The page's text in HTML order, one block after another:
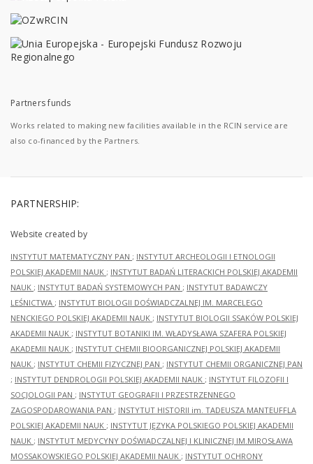
Partners funds
Works related to making new facilities available in the RCIN service are
also co-financed by the Partners.
PARTNERSHIP:
Website created by
INSTYTUT MATEMATYCZNY PAN ; INSTYTUT ARCHEOLOGII I ETNOLOGII
POLSKIEJ AKADEMII NAUK ; INSTYTUT BADAŃ LITERACKICH POLSKIEJ AKADEMII
NAUK ; INSTYTUT BADAŃ SYSTEMOWYCH PAN ; INSTYTUT BADAWCZY
LEŚNICTWA ; INSTYTUT BIOLOGII DOŚWIADCZALNEJ IM. MARCELEGO
NENCKIEGO POLSKIEJ AKADEMII NAUK ; INSTYTUT BIOLOGII SSAKÓW POLSKIEJ
AKADEMII NAUK ; INSTYTUT BOTANIKI IM. WŁADYSŁAWA SZAFERA POLSKIEJ
AKADEMII NAUK ; INSTYTUT CHEMII BIOORGANICZNEJ POLSKIEJ AKADEMII
NAUK ; INSTYTUT CHEMII FIZYCZNEJ PAN ; INSTYTUT CHEMII ORGANICZNEJ PAN
; INSTYTUT DENDROLOGII POLSKIEJ AKADEMII NAUK ; INSTYTUT FILOZOFII I
SOCJOLOGII PAN ; INSTYTUT GEOGRAFII I PRZESTRZENNEGO
ZAGOSPODAROWANIA PAN ; INSTYTUT HISTORII im. TADEUSZA MANTEUFFLA
POLSKIEJ AKADEMII NAUK ; INSTYTUT JĘZYKA POLSKIEGO POLSKIEJ AKADEMII
NAUK ; INSTYTUT MEDYCYNY DOŚWIADCZALNEJ I KLINICZNEJ IM.MIROSŁAWA
MOSSAKOWSKIEGO POLSKIEJ AKADEMII NAUK ; INSTYTUT OCHRONY